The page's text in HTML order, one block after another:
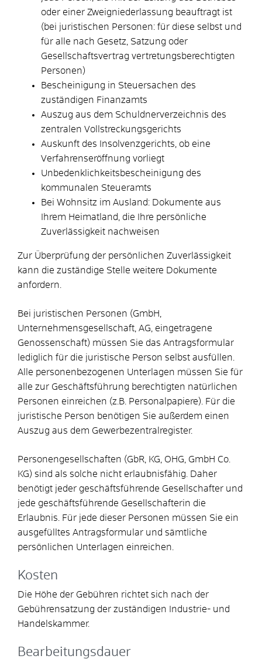
oder einer Zweigniederlassung beauftragt ist
(bei juristischen Personen: für diese selbst und
für alle nach Gesetz, Satzung oder
Gesellschaftsvertrag vertretungsberechtigten
Personen)
Bescheinigung in Steuersachen des
zuständigen Finanzamts
Auszug aus dem Schuldnerverzeichnis des
zentralen Vollstreckungsgerichts
Auskunft des Insolvenzgerichts, ob eine
Verfahrenseröffnung vorliegt
Unbedenklichkeitsbescheinigung des
kommunalen Steueramts
Bei Wohnsitz im Ausland: Dokumente aus
Ihrem Heimatland, die Ihre persönliche
Zuverlässigkeit nachweisen
Zur Überprüfung der persönlichen Zuverlässigkeit
kann die zuständige Stelle weitere Dokumente
anfordern.
Bei juristischen Personen (GmbH,
Unternehmensgesellschaft, AG, eingetragene
Genossenschaft) müssen Sie das Antragsformular
lediglich für die juristische Person selbst ausfüllen.
Alle personenbezogenen Unterlagen müssen Sie für
alle zur Geschäftsführung berechtigten natürlichen
Personen einreichen (z.B. Personalpapiere). Für die
juristische Person benötigen Sie außerdem einen
Auszug aus dem Gewerbezentralregister.
Personengesellschaften (GbR, KG, OHG, GmbH Co.
KG) sind als solche nicht erlaubnisfähig. Daher
benötigt jeder geschäftsführende Gesellschafter und
jede geschäftsführende Gesellschafterin die
Erlaubnis. Für jede dieser Personen müssen Sie ein
ausgefülltes Antragsformular und sämtliche
persönlichen Unterlagen einreichen.
Kosten
Die Höhe der Gebühren richtet sich nach der
Gebührensatzung der zuständigen Industrie- und
Handelskammer.
Bearbeitungsdauer